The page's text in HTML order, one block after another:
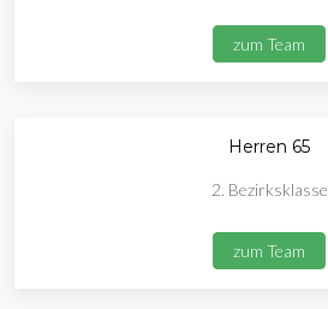
zum Team
Herren 65
2. Bezirksklasse
zum Team